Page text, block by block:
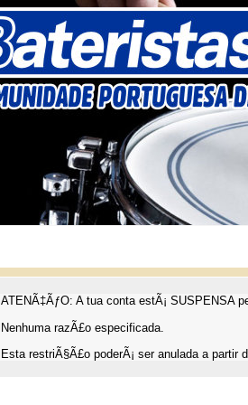
ATENÃ‡ÃƒO: A tua conta estÃ¡ SUSPENSA
Nenhuma razÃ£o especificada.
Esta restriÃ§Ã£o poderÃ¡ ser anulada a partir